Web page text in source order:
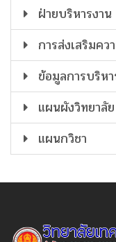
ฝ่ายบริหารงาน
การส่งเสริมคว
ข้อมูลการบริห
แผนผังวิทยาลัย
แผนกวิชา